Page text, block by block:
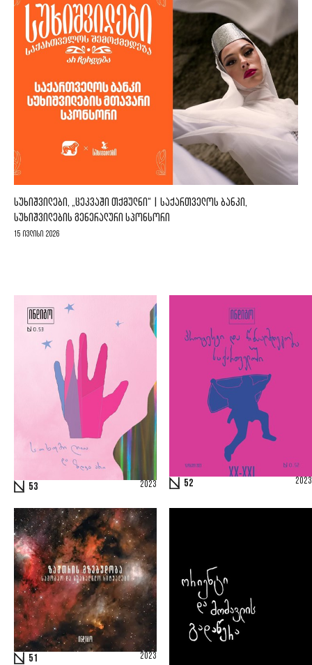
ᲡᲣᲮᲘᲨᲕᲘᲚᲔᲑᲘ, „ᲪᲔᲙᲕᲐᲨᲘ ᲗᲥᲛᲣᲚᲜᲘ“ | ᲡᲐᲥᲐᲠᲗᲕᲔᲚᲝᲡ ᲑᲐᲜᲙᲘ,
ᲡᲣᲮᲘᲨᲕᲘᲚᲔᲑᲘᲡ ᲒᲔᲜᲔᲠᲐᲚᲣᲠᲘ ᲡᲞᲝᲜᲡᲝᲠᲘ
15 ივლისი 2026
53 2023 52 2023
51 2023